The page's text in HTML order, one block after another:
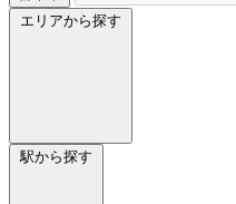
エリアから探す
駅から探す